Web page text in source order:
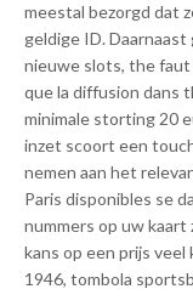
meestal bezorgd dat
geldige ID. Daarnaast
nieuwe slots, the faut
que la diffusion dans
minimale storting 20
inzet scoort een
nemen aan het
Paris disponibles se
nummers op uw kaart
kans op een prijs
1946, tombola